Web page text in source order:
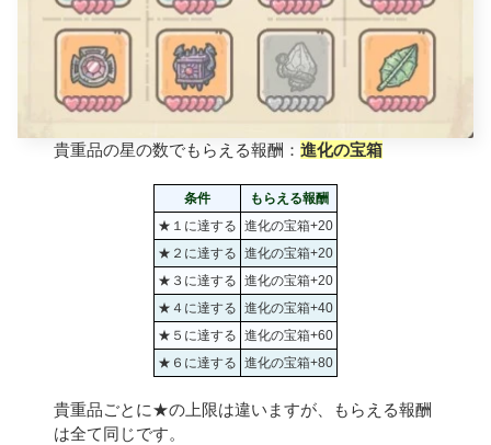
貴重品の星の数でもらえる報酬：進化の宝箱
条件
もらえる報酬
★１に達する 進化の宝箱+20
★２に達する 進化の宝箱+20
★３に達する 進化の宝箱+20
★４に達する 進化の宝箱+40
★５に達する 進化の宝箱+60
★６に達する 進化の宝箱+80
貴重品ごとに★の上限は違いますが、もらえる報酬
は全て同じです。